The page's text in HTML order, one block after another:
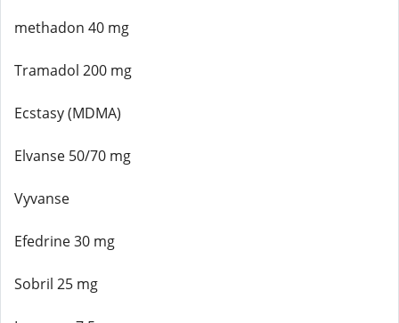
methadon 40 mg
Tramadol 200 mg
Ecstasy (MDMA)
Elvanse 50/70 mg
Vyvanse
Efedrine 30 mg
Sobril 25 mg